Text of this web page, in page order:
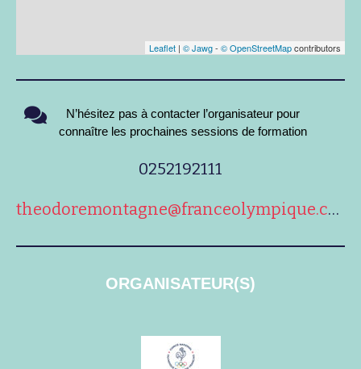
Leaflet | © Jawg- © OpenStreetMapcontributors
N’hésitez pas à contacter l’organisateur pour
connaître les prochaines sessions de formation
0252192111
theodoremontagne@franceolympique.com
ORGANISATEUR(S)